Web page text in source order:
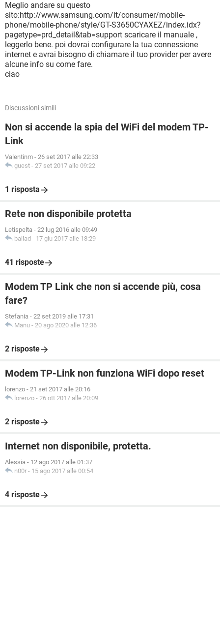
Meglio andare su questo
sito:http://www.samsung.com/it/consumer/mobile-
phone/mobile-phone/style/GT-S3650CYAXEZ/index.idx?
pagetype=prd_detail&tab=support scaricare il manuale ,
leggerlo bene. poi dovrai configurare la tua connessione
internet e avrai bisogno di chiamare il tuo provider per avere
alcune info su come fare.
ciao
Discussioni simili
Non si accende la spia del WiFi del modem TP-
Link
Valentinm - 26 set 2017 alle 22:33
guest - 27 set 2017 alle 09:22
1 risposta
Rete non disponibile protetta
Letispelta - 22 lug 2016 alle 09:49
ballad - 17 giu 2017 alle 18:29
41 risposte
Modem TP Link che non si accende più, cosa
fare?
Stefania - 22 set 2019 alle 17:31
Manu - 20 ago 2020 alle 12:36
2 risposte
Modem TP-Link non funziona WiFi dopo reset
lorenzo - 21 set 2017 alle 20:16
lorenzo - 26 ott 2017 alle 20:09
2 risposte
Internet non disponibile, protetta.
Alessia - 12 ago 2017 alle 01:37
n00r - 15 ago 2017 alle 00:54
4 risposte